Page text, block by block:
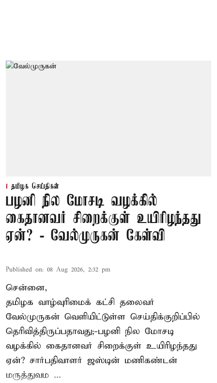
தமிழக செய்திகள்
பழனி நில மோசடி வழக்கில்
கைதானவர் சிறைக்குள் உயிரிழந்தது
ஏன்? - வேல்முருகன் கேள்வி
Published on: 08 Aug 2026, 2:32 pm
சென்னை,
தமிழக வாழ்வுரிமைக் கட்சி தலைவர்
வேல்முருகன் வெளியிட்டுள்ள செய்திக்குறிப்பில்
தெரிவித்திருப்பதாவது;-பழனி நில மோசடி
வழக்கில் கைதானவர் சிறைக்குள் உயிரிழந்தது
ஏன்? சார்பதிவாளர் ஜஸ்டின் மணிகண்டன்
மருத்துவம ...